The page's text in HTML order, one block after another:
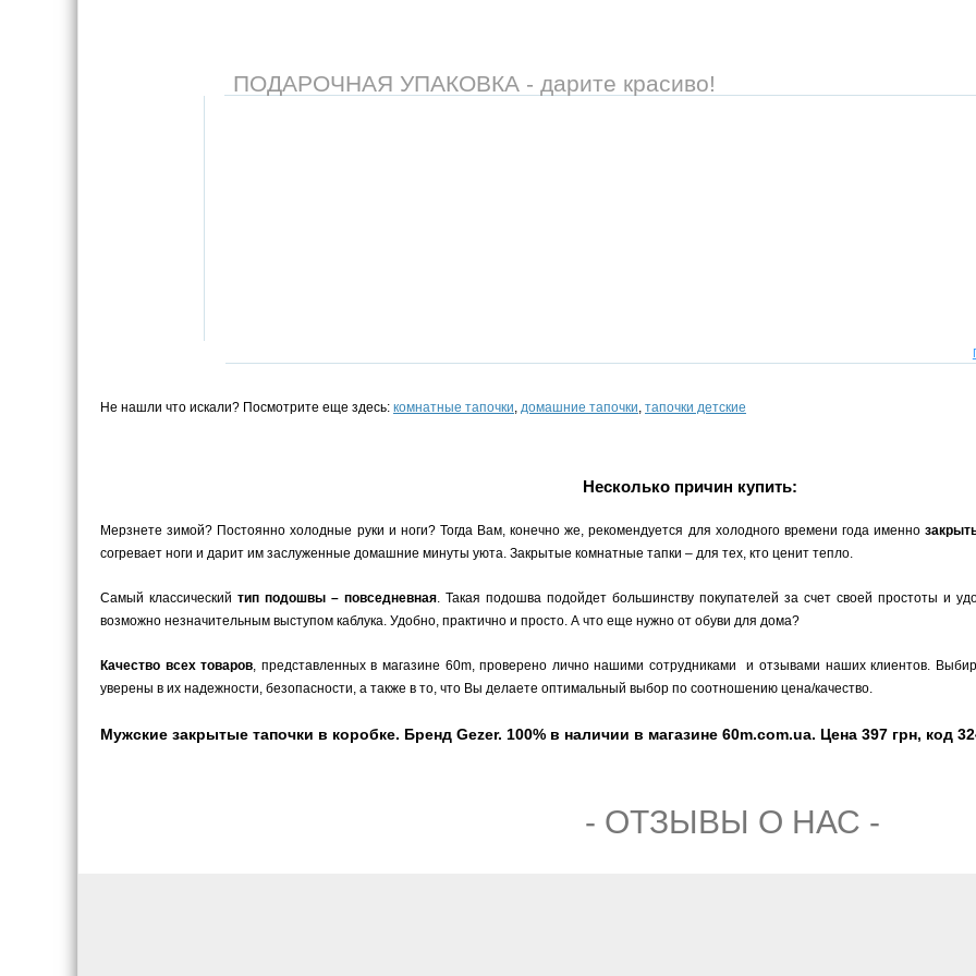
ПОДАРОЧНАЯ УПАКОВКА - дарите красиво!
Не нашли что искали? Посмотрите еще здесь: комнатные тапочки, домашние тапочки, тапочки детские
Несколько причин купить:
Мерзнете зимой? Постоянно холодные руки и ноги? Тогда Вам, конечно же, рекомендуется для холодного времени года именно
согревает ноги и дарит им заслуженные домашние минуты уюта. Закрытые комнатные тапки – для тех, кто ценит тепло.
Самый классический тип подошвы – повседневная. Такая подошва подойдет большинству покупателей за счет своей простоты и
возможно незначительным выступом каблука. Удобно, практично и просто. А что еще нужно от обуви для дома?
Качество всех товаров, представленных в магазине 60m, проверено лично нашими сотрудниками и отзывами наших клиентов.
уверены в их надежности, безопасности, а также в то, что Вы делаете оптимальный выбор по соотношению цена/качество.
Мужские закрытые тапочки в коробке. Бренд Gezer. 100% в наличии в магазине 60m.com.ua. Цена 397 грн, код
- ОТЗЫВЫ О НАС -